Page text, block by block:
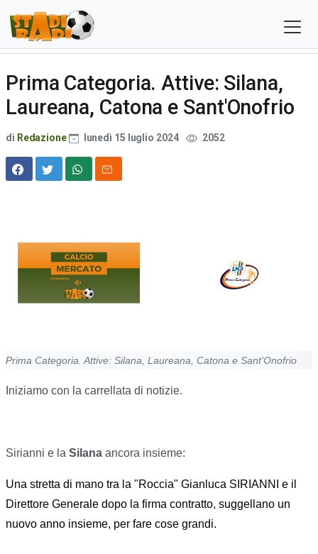
Prima Categoria. Attive: Silana,
Laureana, Catona e Sant'Onofrio
di Redazione lunedì 15 luglio 2024 2052
Prima Categoria. Attive: Silana, Laureana, Catona e Sant'Onofrio
Iniziamo con la carrellata di notizie.
Sirianni e la Silana ancora insieme:
Una stretta di mano tra la "Roccia" Gianluca SIRIANNI e il
Direttore Generale dopo la firma contratto, suggellano un
nuovo anno insieme, per fare cose grandi.